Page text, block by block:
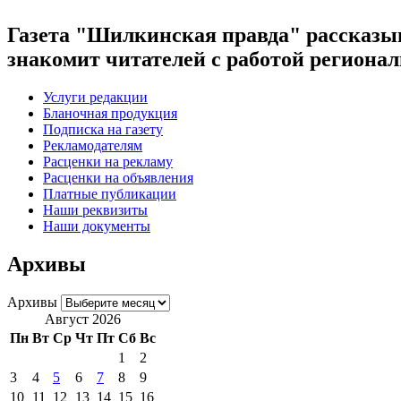
Газета "Шилкинская правда"
знакомит читателей с работой
Услуги редакции
Бланочная продукция
Подписка на газету
Рекламодателям
Расценки на рекламу
Расценки на объявления
Платные публикации
Наши реквизиты
Наши документы
Архивы
Архивы
Август 2026
Пн Вт Ср Чт Пт Сб Вс
1
2
3
4 5 6 7 8
9
10 11 12 13 14 15 16